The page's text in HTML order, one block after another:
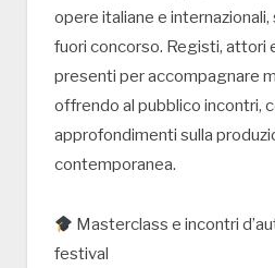
opere italiane e internazionali,
fuori concorso. Registi, attori
presenti per accompagnare
offrendo al pubblico incontri,
approfondimenti sulla
contemporanea.
Masterclass e incontri
festival